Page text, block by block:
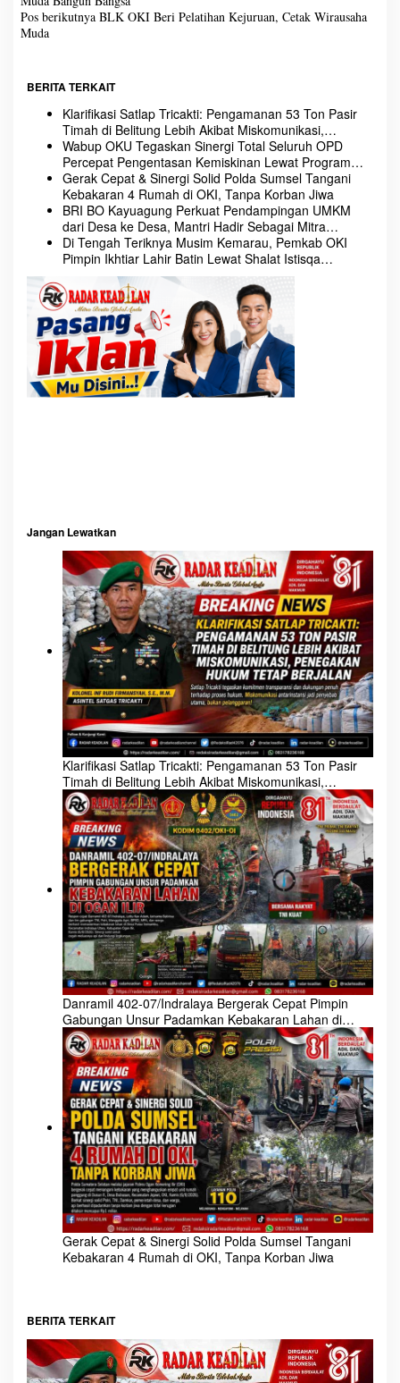
a
v
i
Pos berikutnyaBLK OKI Beri Pelatihan Kejuruan, Cetak Wirausaha
Muda
BERITA TERKAIT
Klarifikasi Satlap Tricakti: Pengamanan 53 Ton Pasir
Timah di Belitung Lebih Akibat Miskomunikasi,
Penegakan Hukum Tetap Berjalan
Wabup OKU Tegaskan Sinergi Total Seluruh OPD
Percepat Pengentasan Kemiskinan Lewat Program
Strategis 3 Juta Rumah
Gerak Cepat & Sinergi Solid Polda Sumsel Tangani
Kebakaran 4 Rumah di OKI, Tanpa Korban Jiwa
BRI BO Kayuagung Perkuat Pendampingan UMKM
dari Desa ke Desa, Mantri Hadir Sebagai Mitra
Penggerak Ekonomi Kerakyatan
Di Tengah Teriknya Musim Kemarau, Pemkab OKI
Pimpin Ikhtiar Lahir Batin Lewat Shalat Istisqa
Memohon Turunnya Hujan
Jangan Lewatkan
Klarifikasi Satlap Tricakti: Pengamanan 53 Ton Pasir
Timah di Belitung Lebih Akibat Miskomunikasi,
Penegakan Hukum Tetap Berjalan
Danramil 402-07/Indralaya Bergerak Cepat Pimpin
Gabungan Unsur Padamkan Kebakaran Lahan di
Ogan Ilir
Gerak Cepat & Sinergi Solid Polda Sumsel Tangani
Kebakaran 4 Rumah di OKI, Tanpa Korban Jiwa
BERITA TERKAIT